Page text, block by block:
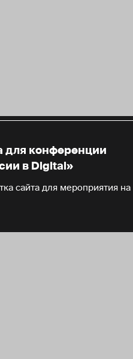
для конференции
в Digital»
сайта для мероприятия на